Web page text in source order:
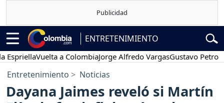
ENTRETENIMIENTO
Vuelta a ColombiaJorge Alfredo VargasGustavo Petro
Entretenimiento Noticias
Dayana Jaimes reveló si Martín